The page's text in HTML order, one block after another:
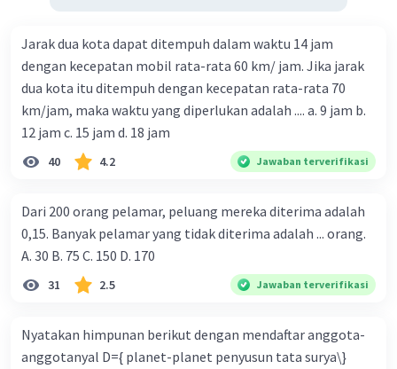
Jarak dua kota dapat ditempuh dalam waktu 14 jam
dengan kecepatan mobil rata-rata 60 km/ jam. Jika jarak
dua kota itu ditempuh dengan kecepatan rata-rata 70
km/jam, maka waktu yang diperlukan adalah .... a. 9 jam b.
12 jam c. 15 jam d. 18 jam
40 4.2 Jawaban terverifikasi
Dari 200 orang pelamar, peluang mereka diterima adalah
0,15. Banyak pelamar yang tidak diterima adalah ... orang.
A. 30 B. 75 C. 150 D. 170
31 2.5 Jawaban terverifikasi
Nyatakan himpunan berikut dengan mendaftar anggota-
anggotanyal D={ planet-planet penyusun tata surya\}